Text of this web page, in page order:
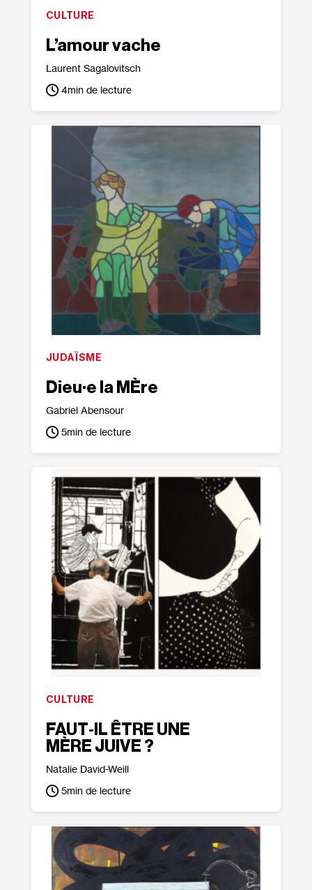
CULTURE
L’amour vache
Laurent Sagalovitsch
4min de lecture
JUDAÏSME
Dieu·e la MÈre
Gabriel Abensour
5min de lecture
CULTURE
FAUT‐​IL ÊTRE UNE
MÈRE JUIVE ?
Natalie David-Weill
5min de lecture